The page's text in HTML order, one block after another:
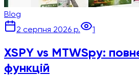
Blog
2 серпня 2026 р.
1
XSPY vs MTWSpy:
функцій